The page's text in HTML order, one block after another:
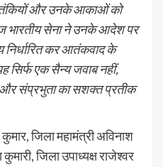
और उनके आकाओं को
भारतीय सेना ने उनके आदेश पर
कर आतंकवाद के
सिर्फ एक सैन्य जवाब नहीं,
संप्रभुता का सशक्त प्रतीक
जिला महामंत्री अविनाश
जिला उपाध्यक्ष राजेश्वर